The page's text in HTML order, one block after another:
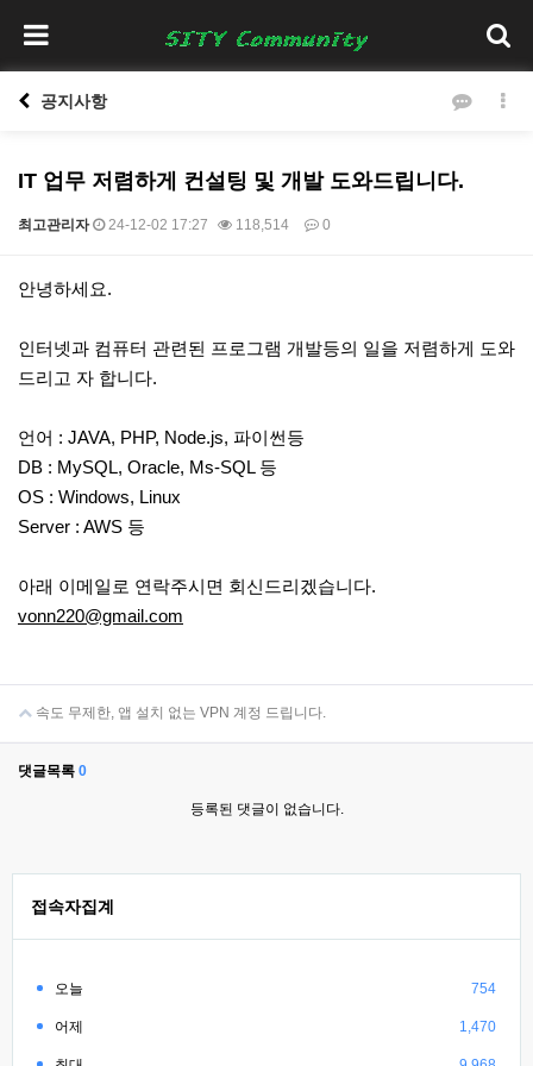
공지사항
IT 업무 저렴하게 컨설팅 및 개발 도와드립니다.
최고관리자 24-12-02 17:27 118,514 0
본문
안녕하세요.
인터넷과 컴퓨터 관련된 프로그램 개발등의 일을 저렴하게 도와
드리고 자 합니다.
언어 : JAVA, PHP, Node.js, 파이썬등
DB : MySQL, Oracle, Ms-SQL 등
OS : Windows, Linux
Server : AWS 등
아래 이메일로 연락주시면 회신드리겠습니다.
vonn220@gmail.com
속도 무제한, 앱 설치 없는 VPN 계정 드립니다.
댓글목록 0
등록된 댓글이 없습니다.
접속자집계
오늘 754
어제 1,470